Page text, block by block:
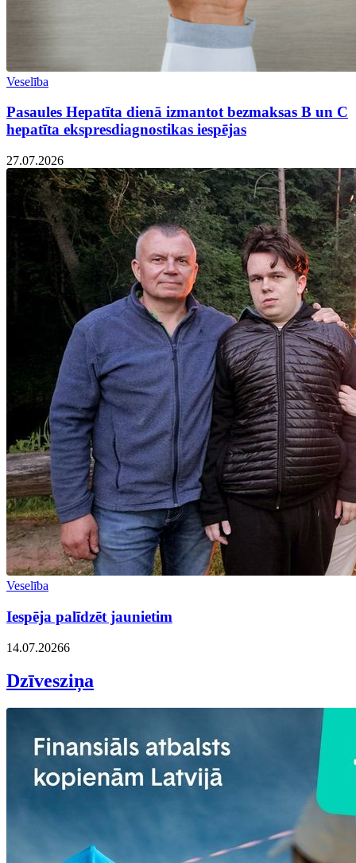
Veselība
Pasaules Hepatīta dienā izmantot bezmaksas B un C
hepatīta ekspresdiagnostikas iespējas
27.07.2026
Veselība
Iespēja palīdzēt jaunietim
14.07.20266
Dzīvesziņa